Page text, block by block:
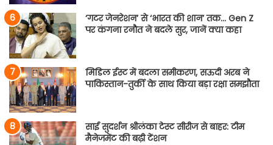
‘गटर जेनरेशन’ से ‘भारत की शान’ तक… Gen Z
पर कंगना रनौत ने बदले सुर, जानें क्या कहा
मिडिल ईस्ट में बदला समीकरण, सऊदी अरब ने
पाकिस्तान-तुर्की के साथ किया बड़ा रक्षा समझौता
साई सुदर्शन श्रीलंका टेस्ट सीरीज से बाहर: टीम
मैनेजमेंट की बढ़ी टेंशन